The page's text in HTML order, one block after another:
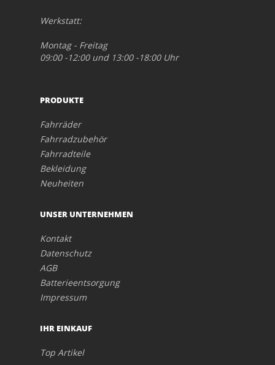
Werkstatt:
Montag - Freitag
09:00 -12:00 und 13:00 -18:00 Uhr
PRODUKTE
Fahrräder
Fahrradzubehör
Fahrradteile
Bekleidung
Neuheiten
UNSER UNTERNEHMEN
Kontakt
Datenschutz
AGB
Batterieentsorgung
Impressum
IHR EINKAUF
Top Artikel